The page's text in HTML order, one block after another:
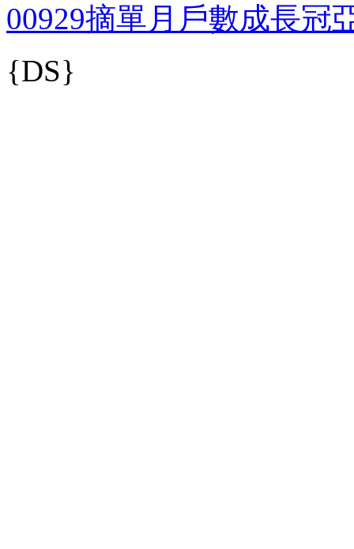
00929摘單月戶數成長冠
{DS}